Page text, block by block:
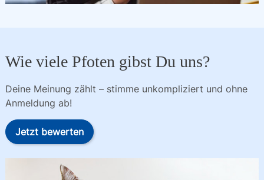
Wie viele Pfoten gibst Du uns?
Deine Meinung zählt – stimme unkompliziert und ohne
Anmeldung ab!
Jetzt bewerten